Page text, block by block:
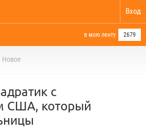
Вход
в мою ленту 2679
Новое
с
США, который